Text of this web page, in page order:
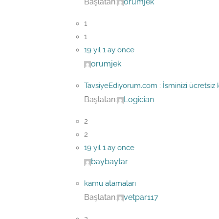
1
1
19 yıl 1 ay önce
orumjek
TavsiyeEdiyorum.com : İsminizi ücretsiz
Başlatan: Logician
2
2
19 yıl 1 ay önce
baybaytar
kamu atamaları
Başlatan: vetpar117